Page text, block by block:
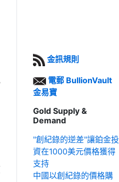
金訊規則
電郵 BullionVault
金易寶
Gold Supply &
Demand
"創紀錄的逆差"讓鉑金投
資在1000美元價格獲得
支持
中國以創紀錄的價格購